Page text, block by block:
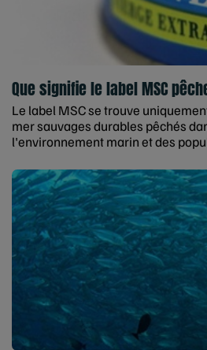
Que signifie le label MSC
Le label MSC se trouve
mer sauvages durables pêchés
l'environnement marin et des